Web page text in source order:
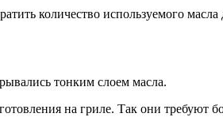
количество используемого
тонким слоем масла.
на гриле. Так они требуют